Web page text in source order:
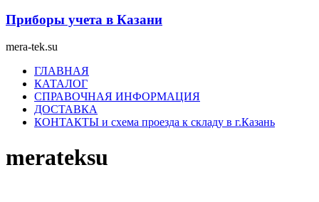
Приборы учета в Казани
mera-tek.su
МенюГЛАВНАЯ
КАТАЛОГ
СПРАВОЧНАЯ ИНФОРМАЦИЯ
ДОСТАВКА
КОНТАКТЫ и схема проезда к складу в г.Казань
merateksu